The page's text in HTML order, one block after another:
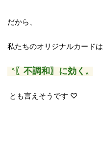
だから、
私たちのオリジナルカードは
〝 〖不調和〗に効く 〟
とも言えそうです ♡